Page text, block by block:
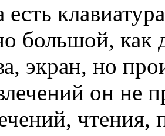
есть
большой, как
экран, но
он не